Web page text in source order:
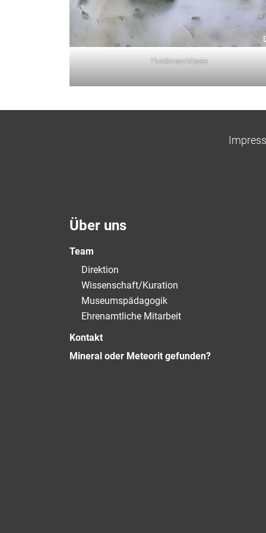
Fluideinschlüsse
Über uns
Team
Direktion
Wissenschaft/Kuration
Museumspädagogik
Ehrenamtliche Mitarbeit
Kontakt
Mineral oder Meteorit gefunden?